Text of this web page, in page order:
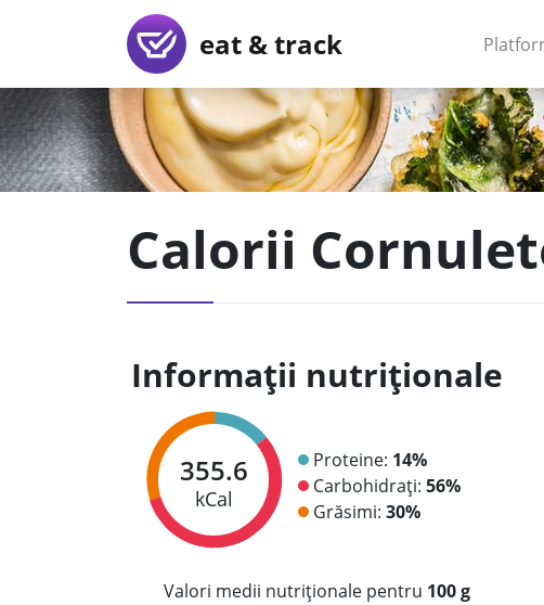
eat & track
Calorii
Informații nutriționale
355.6
kCal
Proteine: 14%
Carbohidrați: 56%
Grăsimi: 30%
Valori medii nutriționale pentru 100 g